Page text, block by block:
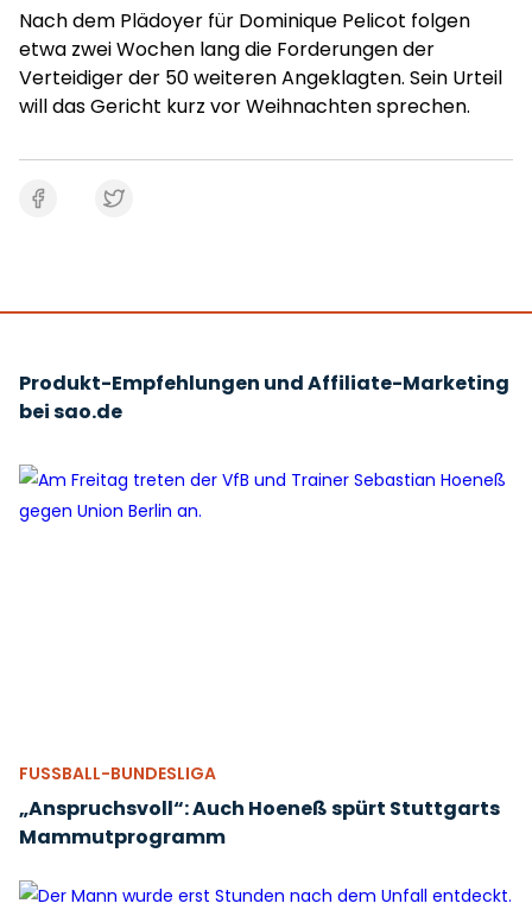
Nach dem Plädoyer für Dominique Pelicot folgen
etwa zwei Wochen lang die Forderungen der
Verteidiger der 50 weiteren Angeklagten. Sein Urteil
will das Gericht kurz vor Weihnachten sprechen.
Produkt-Empfehlungen und Affiliate-Marketing
bei sao.de
FUSSBALL-BUNDESLIGA
„Anspruchsvoll“: Auch Hoeneß spürt Stuttgarts
Mammutprogramm